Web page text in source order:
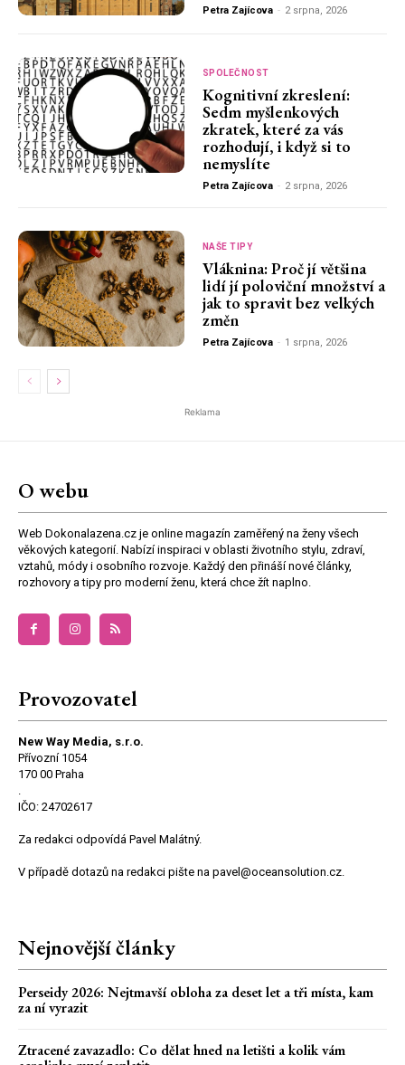
Petra Zajícova - 2 srpna, 2026
SPOLEČNOST
Kognitivní zkreslení:
Sedm myšlenkových
zkratek, které za vás
rozhodují, i když si to
nemyslíte
Petra Zajícova - 2 srpna, 2026
NAŠE TIPY
Vláknina: Proč jí většina
lidí jí poloviční množství a
jak to spravit bez velkých
změn
Petra Zajícova - 1 srpna, 2026
Reklama
O webu
Web Dokonalazena.cz je online magazín zaměřený na ženy všech
věkových kategorií. Nabízí inspiraci v oblasti životního stylu, zdraví,
vztahů, módy i osobního rozvoje. Každý den přináší nové články,
rozhovory a tipy pro moderní ženu, která chce žít naplno.
Provozovatel
New Way Media, s.r.o.
Přívozní 1054
170 00 Praha
.
IČO: 24702617
Za redakci odpovídá Pavel Malátný.
V případě dotazů na redakci pište na pavel@oceansolution.cz.
Nejnovější články
Perseidy 2026: Nejtmavší obloha za deset let a tři místa, kam
za ní vyrazit
Ztracené zavazadlo: Co dělat hned na letišti a kolik vám